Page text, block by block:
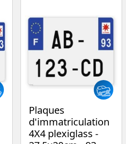
Plaques
d'immatriculation
4X4 plexiglass -